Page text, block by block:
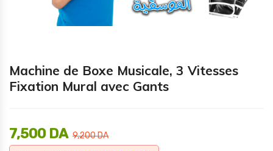
Machine de Boxe Musicale, 3 Vitesses
Fixation Mural avec Gants
9,200DA
7,500 DA